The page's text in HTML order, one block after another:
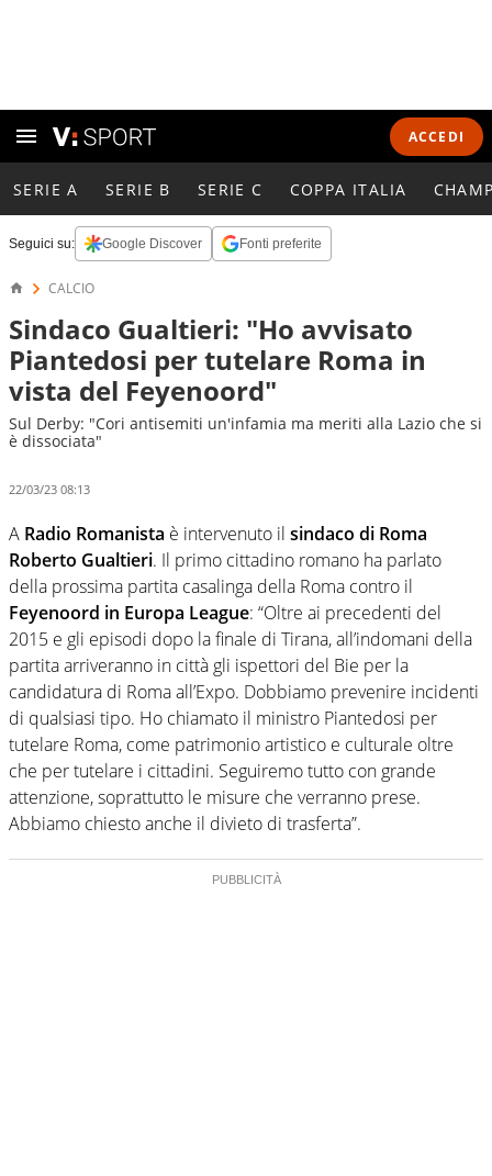
ACCEDI
SERIE A SERIE B SERIE C COPPA ITALIA
Seguici su: Google Discover Fonti preferite
CALCIO
Sindaco Gualtieri: "Ho avvisato
Piantedosi per tutelare Roma in
vista del Feyenoord"
Sul Derby: "Cori antisemiti un'infamia ma meriti alla Lazio che si
è dissociata"
22/03/23 08:13
A Radio Romanista è intervenuto il sindaco di Roma
Roberto Gualtieri. Il primo cittadino romano ha parlato
della prossima partita casalinga della Roma contro il
Feyenoord in Europa League: “Oltre ai precedenti del
2015 e gli episodi dopo la finale di Tirana, all’indomani della
partita arriveranno in città gli ispettori del Bie per la
candidatura di Roma all’Expo. Dobbiamo prevenire incidenti
di qualsiasi tipo. Ho chiamato il ministro Piantedosi per
tutelare Roma, come patrimonio artistico e culturale oltre
che per tutelare i cittadini. Seguiremo tutto con grande
attenzione, soprattutto le misure che verranno prese.
Abbiamo chiesto anche il divieto di trasferta”.